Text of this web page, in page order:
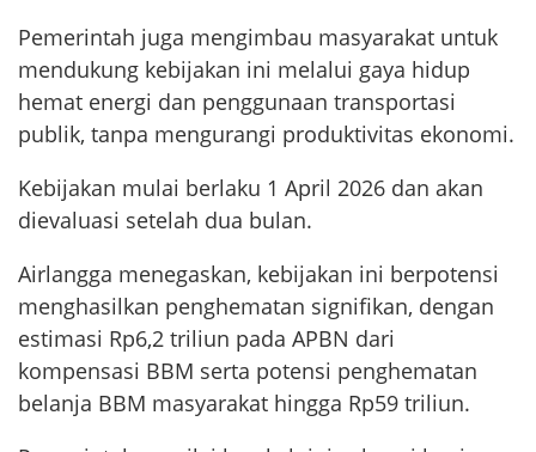
Pemerintah juga mengimbau masyarakat untuk
mendukung kebijakan ini melalui gaya hidup
hemat energi dan penggunaan transportasi
publik, tanpa mengurangi produktivitas ekonomi.
Kebijakan mulai berlaku 1 April 2026 dan akan
dievaluasi setelah dua bulan.
Airlangga menegaskan, kebijakan ini berpotensi
menghasilkan penghematan signifikan, dengan
estimasi Rp6,2 triliun pada APBN dari
kompensasi BBM serta potensi penghematan
belanja BBM masyarakat hingga Rp59 triliun.